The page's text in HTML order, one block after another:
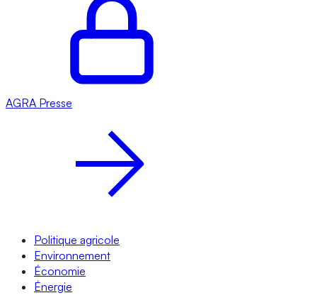
AGRA Presse
Politique agricole
Environnement
Économie
Énergie